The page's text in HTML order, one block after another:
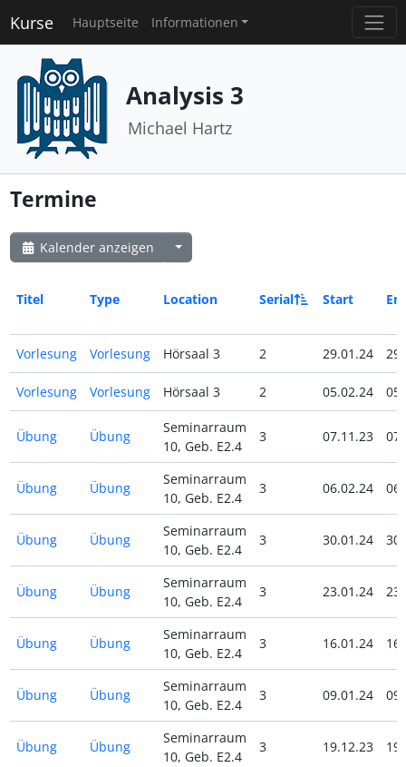
Kurse Hauptseite Informationen
Analysis 3
Michael Hartz
Termine
Kalender anzeigen
Titel Type Location Serial Start
Vorlesung Vorlesung Hörsaal 3 2 29.01.24
Vorlesung Vorlesung Hörsaal 3 2 05.02.24
Übung Übung
Seminarraum
10, Geb. E2.4
3 07.11.23
Übung Übung
Seminarraum
10, Geb. E2.4
3 06.02.24
Übung Übung
Seminarraum
10, Geb. E2.4
3 30.01.24
Übung Übung
Seminarraum
10, Geb. E2.4
3 23.01.24
Übung Übung
Seminarraum
10, Geb. E2.4
3 16.01.24
Übung Übung
Seminarraum
10, Geb. E2.4
3 09.01.24
Übung Übung
Seminarraum
10, Geb. E2.4
3 19.12.23